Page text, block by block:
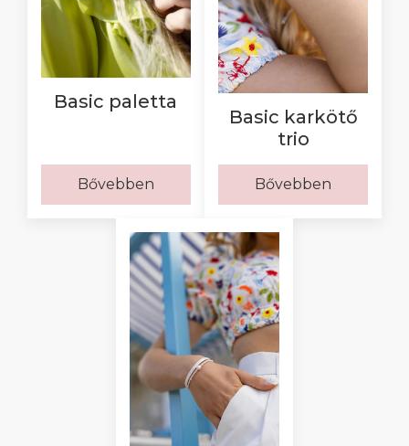
Basic paletta
Bővebben
Basic karkötő
trio
Bővebben